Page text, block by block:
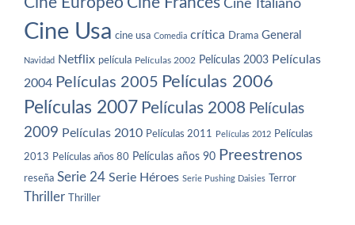
Cine Italiano
Cine Usa cine usa Comedia crítica Drama General
Navidad Netflix película Películas 2002 Películas 2003 Películas
2004 Películas 2005 Películas 2006
Películas 2007 Películas 2008 Películas
2009 Películas 2010 Películas 2011 Películas 2012 Películas
2013 Películas años 80 Películas años 90 Preestrenos
reseña Serie 24 Serie Héroes Serie Pushing Daisies Terror
Thriller Thriller